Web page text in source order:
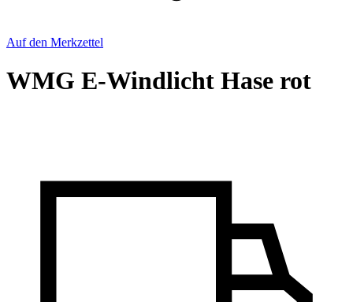
Auf den Merkzettel
WMG E-Windlicht Hase rot